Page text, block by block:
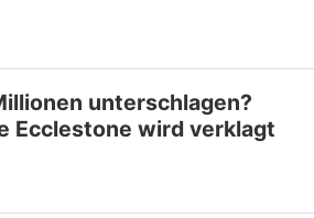
unterschlagen?
Ecclestone wird verklagt